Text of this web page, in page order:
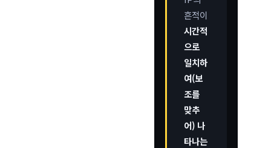
흔적이
시간적
으로
일치하
여(보
조를
맞추
어) 나
타나는